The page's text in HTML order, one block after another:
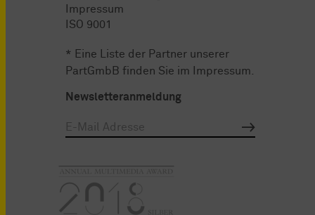
Impressum
ISO 9001
* Eine Liste der Partner unserer
PartGmbB finden Sie im
Impressum
Newsletteranmeldung